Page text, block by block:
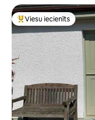
Populārs viesu iecienīts
Viesu iecienīts